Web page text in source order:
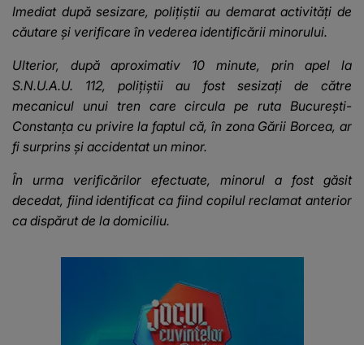
Imediat după sesizare, polițiștii au demarat activități de
căutare și verificare în vederea identificării minorului.
Ulterior, după aproximativ 10 minute, prin apel la
S.N.U.A.U. 112, polițiștii au fost sesizați de către
mecanicul unui tren care circula pe ruta București-
Constanța cu privire la faptul că, în zona Gării Borcea, ar
fi surprins și accidentat un minor.
În urma verificărilor efectuate, minorul a fost găsit
decedat, fiind identificat ca fiind copilul reclamat anterior
ca dispărut de la domiciliu.